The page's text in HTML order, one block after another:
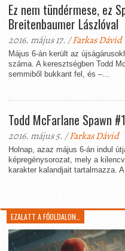
Ez nem tündérmese, ez
Breitenbaumer Lászlóval
2016. május 17. /Farkas Dávid
Május 6-án került az
száma. A keresztségben Todd
semmiből bukkant fel, és –...
Todd McFarlane Spawn #1
2016. május 5. /Farkas Dávid
Holnap, azaz május 6-án indul
képregénysorozat, mely a
karakter kalandjait tartalmazza.
EZALATT A FŐOLDALON…